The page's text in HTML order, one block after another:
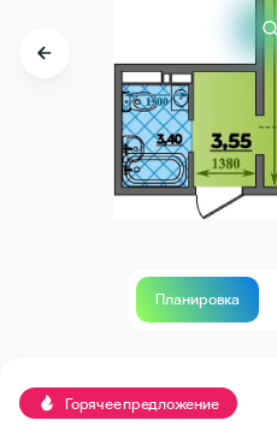
Планировка
Горячее предложение